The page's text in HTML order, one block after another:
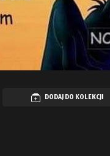
DODAJ DO KOLEKCJI